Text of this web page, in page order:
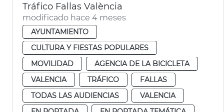
Tráfico Fallas València
modificado hace 4 meses
AYUNTAMIENTO
CULTURA Y FIESTAS POPULARES
MOVILIDAD
AGENCIA DE LA BICICLETA
VALENCIA
TRÁFICO
FALLAS
TODAS LAS AUDIENCIAS
VALENCIA